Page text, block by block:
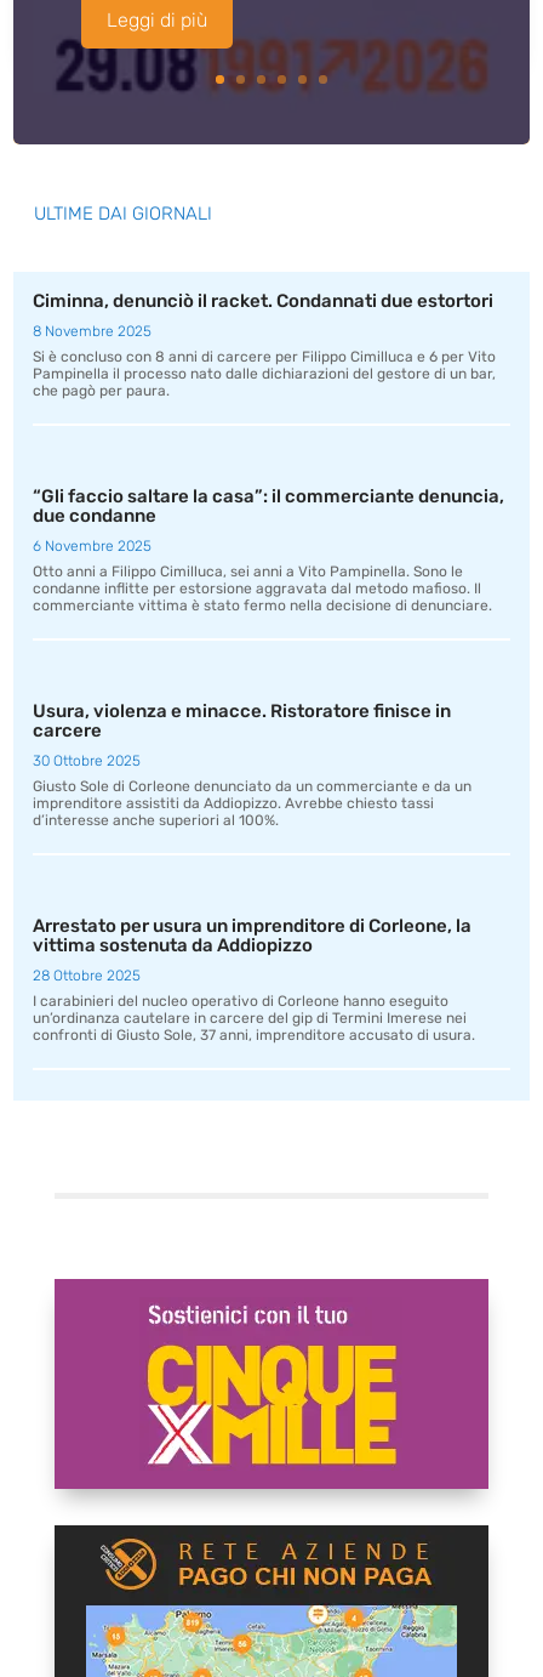
Leggi di più
ULTIME DAI GIORNALI
Ciminna, denunciò il racket. Condannati due estortori
8 Novembre 2025
Si è concluso con 8 anni di carcere per Filippo Cimilluca e 6 per Vito
Pampinella il processo nato dalle dichiarazioni del gestore di un bar,
che pagò per paura.
“Gli faccio saltare la casa”: il commerciante denuncia,
due condanne
6 Novembre 2025
Otto anni a Filippo Cimilluca, sei anni a Vito Pampinella. Sono le
condanne inflitte per estorsione aggravata dal metodo mafioso. Il
commerciante vittima è stato fermo nella decisione di denunciare.
Usura, violenza e minacce. Ristoratore finisce in
carcere
30 Ottobre 2025
Giusto Sole di Corleone denunciato da un commerciante e da un
imprenditore assistiti da Addiopizzo. Avrebbe chiesto tassi
d’interesse anche superiori al 100%.
Arrestato per usura un imprenditore di Corleone, la
vittima sostenuta da Addiopizzo
28 Ottobre 2025
I carabinieri del nucleo operativo di Corleone hanno eseguito
un’ordinanza cautelare in carcere del gip di Termini Imerese nei
confronti di Giusto Sole, 37 anni, imprenditore accusato di usura.